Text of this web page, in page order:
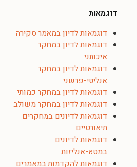
דוגמאות
דוגמאות לדיון במאמר סקירה
דוגמאות לדיון במחקר
איכותני
דוגמאות לדיון במחקר
אנליטי-פרשני
דוגמאות לדיון במחקר כמותי
דוגמאות לדיון במחקר משולב
דוגמאות לדיונים במחקרים
תיאורטיים
דוגמאות לדיונים
במטא-אנליזות
דוגמאות להקדמות במאמרים